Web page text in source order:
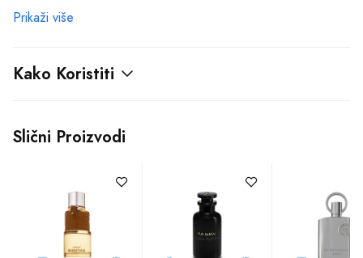
Sa svojom zapreminom od 90 ml, ovaj parfem je veoma
mirisu tokom celog dana. Pripadajući drvenoj cvetno
mošusnoj mirisnoj grupi, Lacoste Pour Femme odiše
U prvom trenutku, miris vas uvodi u harizmatičnu kombinaciju
Nakon toga, jabuka ljubičica i hibiskus prožimaju atmosferu,
donoseći notu slatkog voćnog osveženja.
U srcu ovog senzualnog parfema nalaze se jasmin, heliotrop
Prikaži više
Kako Koristiti
Slični Proizvodi